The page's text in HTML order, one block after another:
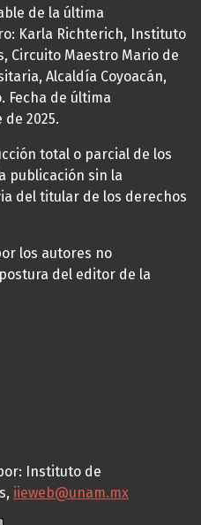
de la última
Karla Richterich, Instituto
Circuito Maestro Mario de
Alcaldía Coyoacán,
Fecha de última
2025.
total o parcial de los
publicación sin la
del titular de los derechos
los autores no
del editor de la
Instituto de
iieweb@unam.mx